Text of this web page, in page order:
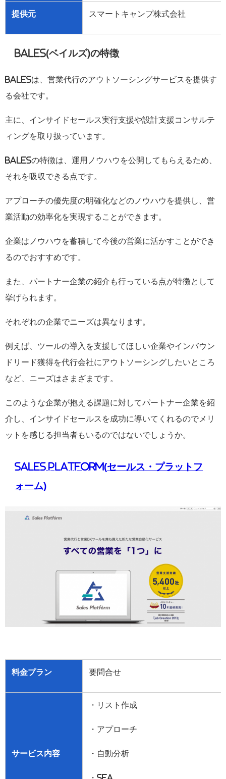
提供元 スマートキャンプ株式会社
BALES(ベイルズ)の特徴
BALESは、営業代行のアウトソーシングサービスを提供す
る会社です。
主に、インサイドセールス実行支援や設計支援コンサルテ
ィングを取り扱っています。
BALESの特徴は、運用ノウハウを公開してもらえるため、
それを吸収できる点です。
アプローチの優先度の明確化などのノウハウを提供し、営
業活動の効率化を実現することができます。
企業はノウハウを蓄積して今後の営業に活かすことができ
るのでおすすめです。
また、パートナー企業の紹介も行っている点が特徴として
挙げられます。
それぞれの企業でニーズは異なります。
例えば、ツールの導入を支援してほしい企業やインバウン
ドリード獲得を代行会社にアウトソーシングしたいところ
など、ニーズはさまざまです。
このような企業が抱える課題に対してパートナー企業を紹
介し、インサイドセールスを成功に導いてくれるのでメリ
ットを感じる担当者もいるのではないでしょうか。
Sales Platform(セールス・プラットフ
ォーム)
料金プラン 要問合せ
サービス内容
・リスト作成
・アプローチ
・自動分析